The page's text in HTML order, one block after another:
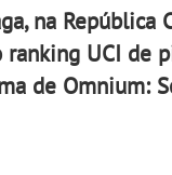
na
UCI
de Omnium: